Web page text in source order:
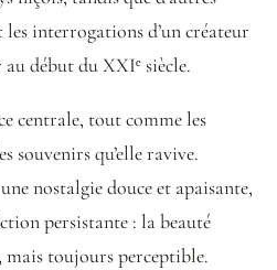
interrogations d’un créateur
début du XXIᵉ siècle.
centrale, tout comme les
souvenirs qu’elle ravive.
nostalgie douce et apaisante,
persistante : la beauté
mais toujours perceptible.